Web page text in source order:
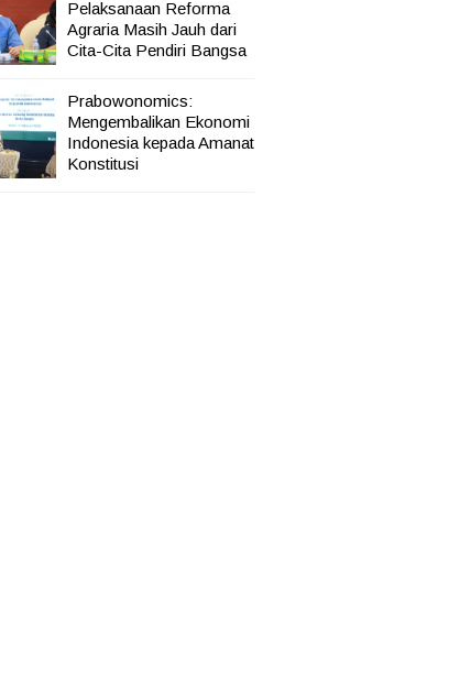
Pelaksanaan Reforma
Agraria Masih Jauh dari
Cita-Cita Pendiri Bangsa
Prabowonomics:
Mengembalikan Ekonomi
Indonesia kepada Amanat
Konstitusi